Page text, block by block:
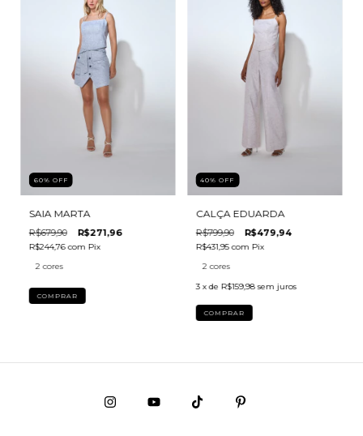
60% OFF
SAIA MARTA
R$679,90 R$271,96
R$244,76com Pix
2 cores
COMPRAR
40%OFF
CALÇA EDUARDA
R$799,90 R$479,94
R$431,95com Pix
2 cores
3 x de R$159,98 sem juros
COMPRAR